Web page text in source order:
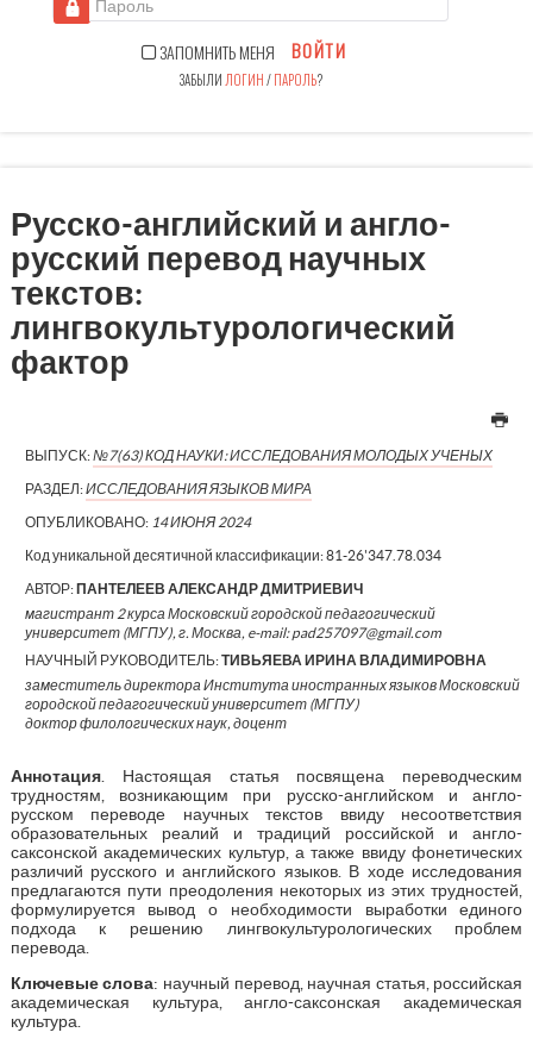
Пароль
ЗАПОМНИТЬ МЕНЯ ВОЙТИ
ЗАБЫЛИ ЛОГИН/ПАРОЛЬ?
Русско-английский и англо-
русский перевод научных
текстов:
лингвокультурологический
фактор
ВЫПУСК:№7(63) КОД НАУКИ: ИССЛЕДОВАНИЯ МОЛОДЫХ УЧЕНЫХ
РАЗДЕЛ:ИССЛЕДОВАНИЯ ЯЗЫКОВ МИРА
ОПУБЛИКОВАНО: 14 ИЮНЯ 2024
Код уникальной десятичной классификации:81-26'347.78.034
АВТОР:ПАНТЕЛЕЕВ АЛЕКСАНДР ДМИТРИЕВИЧ
магистрант 2 курса Московский городской педагогический
университет (МГПУ), г. Москва, e-mail: pad257097@gmail.com
НАУЧНЫЙ РУКОВОДИТЕЛЬ:ТИВЬЯЕВА ИРИНА ВЛАДИМИРОВНА
заместитель директора Института иностранных языков Московский
городской педагогический университет (МГПУ)
доктор филологических наук, доцент
Аннотация. Настоящая статья посвящена переводческим
трудностям, возникающим при русско-английском и англо-
русском переводе научных текстов ввиду несоответствия
образовательных реалий и традиций российской и англо-
саксонской академических культур, а также ввиду фонетических
различий русского и английского языков. В ходе исследования
предлагаются пути преодоления некоторых из этих трудностей,
формулируется вывод о необходимости выработки единого
подхода к решению лингвокультурологических проблем
перевода.
Ключевые слова: научный перевод, научная статья, российская
академическая культура, англо-саксонская академическая
культура.